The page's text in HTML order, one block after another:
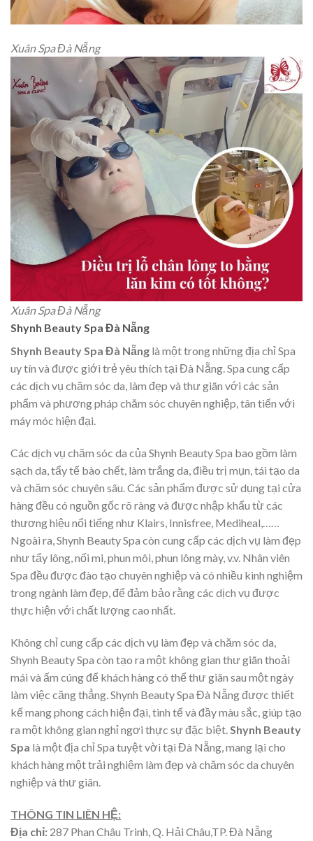
Xuân Spa Đà Nẵng
Xuân Spa Đà Nẵng
Shynh Beauty Spa Đà Nẵng
Shynh Beauty Spa Đà Nẵng là một trong những địa chỉ Spa
uy tín và được giới trẻ yêu thích tại Đà Nẵng. Spa cung cấp
các dịch vụ chăm sóc da, làm đẹp và thư giãn với các sản
phẩm và phương pháp chăm sóc chuyên nghiệp, tân tiến với
máy móc hiện đại.
Các dịch vụ chăm sóc da của Shynh Beauty Spa bao gồm làm
sạch da, tẩy tế bào chết, làm trắng da, điều trị mụn, tái tạo da
và chăm sóc chuyên sâu. Các sản phẩm được sử dụng tại cửa
hàng đều có nguồn gốc rõ ràng và được nhập khẩu từ các
thương hiệu nổi tiếng như Klairs, Innisfree, Mediheal,……
Ngoài ra, Shynh Beauty Spa còn cung cấp các dịch vụ làm đẹp
như tẩy lông, nối mi, phun môi, phun lông mày, v.v. Nhân viên
Spa đều được đào tạo chuyên nghiệp và có nhiều kinh nghiệm
trong ngành làm đẹp, để đảm bảo rằng các dịch vụ được
thực hiện với chất lượng cao nhất.
Không chỉ cung cấp các dịch vụ làm đẹp và chăm sóc da,
Shynh Beauty Spa còn tạo ra một không gian thư giãn thoải
mái và ấm cúng để khách hàng có thể thư giãn sau một ngày
làm việc căng thẳng. Shynh Beauty Spa Đà Nẵng được thiết
kế mang phong cách hiện đại, tinh tế và đầy màu sắc, giúp tạo
ra một không gian nghỉ ngơi thực sự đặc biệt.Shynh Beauty
Spa là một địa chỉ Spa tuyệt vời tại Đà Nẵng, mang lại cho
khách hàng một trải nghiệm làm đẹp và chăm sóc da chuyên
nghiệp và thư giãn.
THÔNG TIN LIÊN HỆ:
Địa chỉ: 287 Phan Châu Trinh, Q. Hải Châu,TP. Đà Nẵng